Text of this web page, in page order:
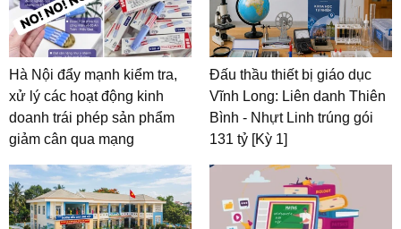
Hà Nội đẩy mạnh kiểm tra,
xử lý các hoạt động kinh
doanh trái phép sản phẩm
giảm cân qua mạng
Đấu thầu thiết bị giáo dục
Vĩnh Long: Liên danh Thiên
Bình - Nhựt Linh trúng gói
131 tỷ [Kỳ 1]